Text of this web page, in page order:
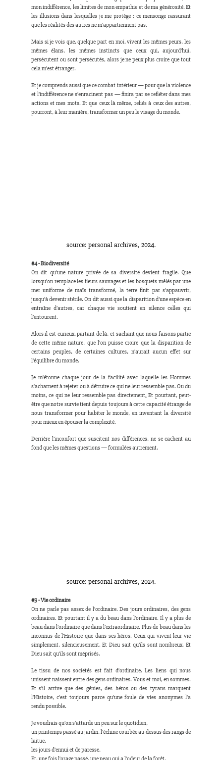
mon indifférence, les limites de mon empathie et de ma générosité. Et
les illusions dans lesquelles je me protège : ce mensonge rassurant
que les réalités des autres ne m’appartiennent pas.
Mais si je vois que, quelque part en moi, vivent les mêmes peurs, les
mêmes élans, les mêmes instincts que ceux qui, aujourd’hui,
persécutent ou sont persécutés, alors je ne peux plus croire que tout
cela m’est étranger.
Et je comprends aussi que ce combat intérieur — pour que la violence
et l’indifférence ne s’enracinent pas — finira par se refléter dans mes
actions et mes mots. Et que ceux là même, reliés à ceux des autres,
pourront, à leur manière, transformer un peu le visage du monde.
source: personal archives, 2024.
#4 - Biodiversité
On dit qu’une nature privée de sa diversité devient fragile. Que
lorsqu’on remplace les fleurs sauvages et les bosquets mêlés par une
mer uniforme de maïs transformé, la terre finit par s’appauvrir,
jusqu’à devenir stérile. On dit aussi que la disparition d’une espèce en
entraîne d’autres, car chaque vie soutient en silence celles qui
l’entourent.
Alors il est curieux, partant de là, et sachant que nous faisons partie
de cette même nature, que l’on puisse croire que la disparition de
certains peuples, de certaines cultures, n’aurait aucun effet sur
l’équilibre du monde.
Je m’étonne chaque jour de la facilité avec laquelle les Hommes
s’acharnent à rejeter ou à détruire ce qui ne leur ressemble pas. Ou du
moins, ce qui ne leur ressemble pas directement. Et pourtant, peut-
être que notre survie tient depuis toujours à cette capacité étrange de
nous transformer pour habiter le monde, en inventant la diversité
pour mieux en épouser la complexité.
Derrière l’inconfort que suscitent nos différences, ne se cachent au
fond que les mêmes questions — formulées autrement.
source: personal archives, 2024.
#5 - Vie ordinaire
On ne parle pas assez de l’ordinaire. Des jours ordinaires, des gens
ordinaires. Et pourtant il y a du beau dans l’ordinaire. Il y a plus de
beau dans l’ordinaire que dans l’extraordinaire. Plus de beau dans les
inconnus de l’Histoire que dans ses héros. Ceux qui vivent leur vie
simplement, silencieusement. Et Dieu sait qu’ils sont nombreux. Et
Dieu sait qu’ils sont méprisés.
Le tissu de nos sociétés est fait d’ordinaire. Les liens qui nous
unissent naissent entre des gens ordinaires. Vous et moi, en sommes.
Et s’il arrive que des génies, des héros ou des tyrans marquent
l’Histoire, c’est toujours parce qu’une foule de vies anonymes l’a
rendu possible.
Je voudrais qu’on s’attarde un peu sur le quotidien,
un printemps passé au jardin, l’échine courbée au-dessus des rangs de
laitue,
les jours d’ennui et de paresse,